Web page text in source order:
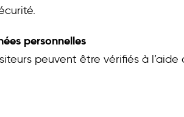
personnelles
peuvent être vérifiés à